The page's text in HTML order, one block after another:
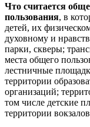
Что считается
пользования, в
детей, их
духовному и
парки, скверы;
места общего
лестничные
территории
организаций;
том числе детские
территории